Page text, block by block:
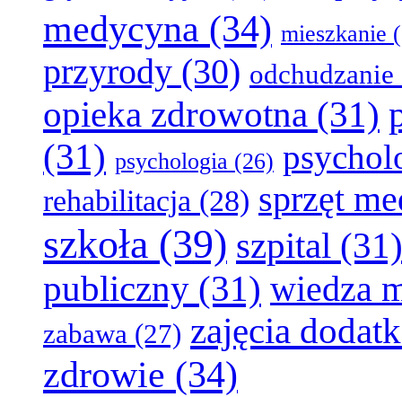
medycyna (34) mieszkanie
przyrody (30) odchudzanie
opieka zdrowotna (31)
(31) psychologia (26)
rehabilitacja (28) sprzęt
szkoła (39) szpital (31)
publiczny (31) wiedza
zabawa (27) zajęcia
zdrowie (34)